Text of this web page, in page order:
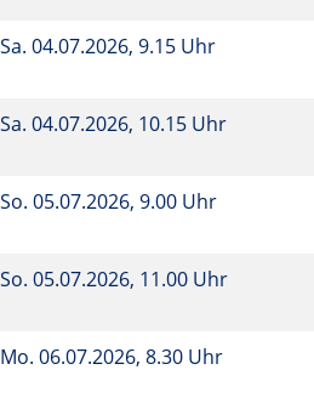
Sa. 04.07.2026, 9.15 Uhr
Sa. 04.07.2026, 10.15 Uhr
So. 05.07.2026, 9.00 Uhr
So. 05.07.2026, 11.00 Uhr
Mo. 06.07.2026, 8.30 Uhr